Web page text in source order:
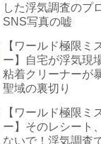
した浮気調査のプ
SNS写真の嘘
【ワールド極限ミ
ー】自宅が浮気現
粘着クリーナーが
聖域の裏切り
【ワールド極限ミ
ー】そのレシート
ないで！浮気調査